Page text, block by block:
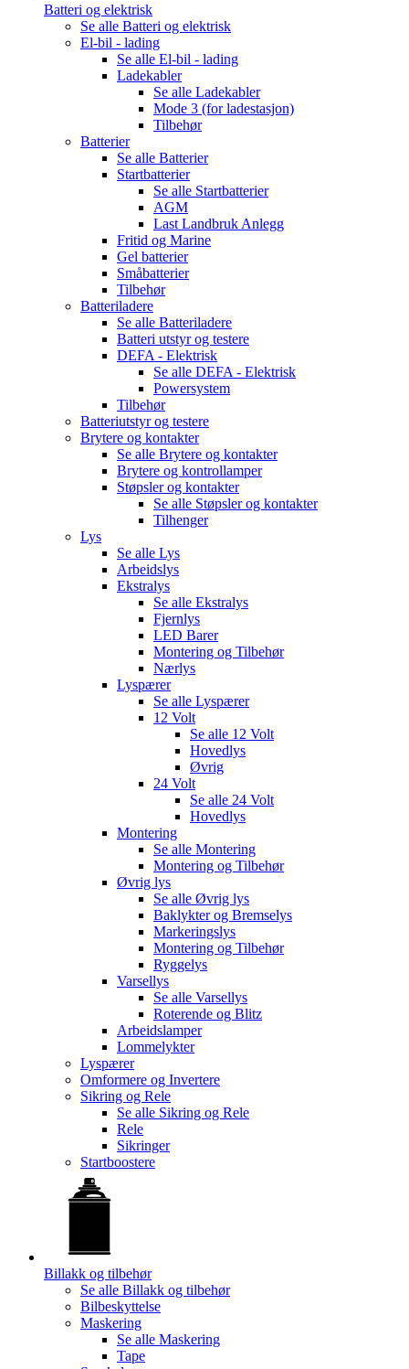
Batteri og elektrisk
Se alle Batteri og elektrisk
El-bil - lading
Se alle El-bil - lading
Ladekabler
Se alle Ladekabler
Mode 3 (for ladestasjon)
Tilbehør
Batterier
Se alle Batterier
Startbatterier
Se alle Startbatterier
AGM
Last Landbruk Anlegg
Fritid og Marine
Gel batterier
Småbatterier
Tilbehør
Batteriladere
Se alle Batteriladere
Batteri utstyr og testere
DEFA - Elektrisk
Se alle DEFA - Elektrisk
Powersystem
Tilbehør
Batteriutstyr og testere
Brytere og kontakter
Se alle Brytere og kontakter
Brytere og kontrollamper
Støpsler og kontakter
Se alle Støpsler og kontakter
Tilhenger
Lys
Se alle Lys
Arbeidslys
Ekstralys
Se alle Ekstralys
Fjernlys
LED Barer
Montering og Tilbehør
Nærlys
Lyspærer
Se alle Lyspærer
12 Volt
Se alle 12 Volt
Hovedlys
Øvrig
24 Volt
Se alle 24 Volt
Hovedlys
Montering
Se alle Montering
Montering og Tilbehør
Øvrig lys
Se alle Øvrig lys
Baklykter og Bremselys
Markeringslys
Montering og Tilbehør
Ryggelys
Varsellys
Se alle Varsellys
Roterende og Blitz
Arbeidslamper
Lommelykter
Lyspærer
Omformere og Invertere
Sikring og Rele
Se alle Sikring og Rele
Rele
Sikringer
Startboostere
Billakk og tilbehør
Se alle Billakk og tilbehør
Bilbeskyttelse
Maskering
Se alle Maskering
Tape